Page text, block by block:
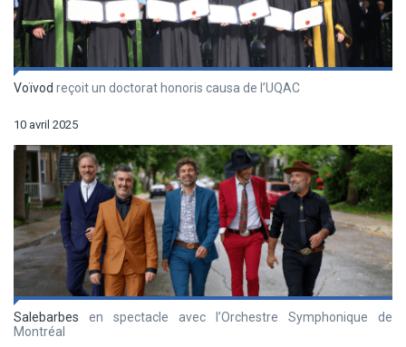
Voïvod reçoit un doctorat honoris causa de l’UQAC
10 avril 2025
Salebarbes en spectacle avec l’Orchestre Symphonique de
Montréal